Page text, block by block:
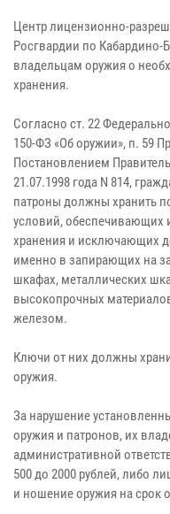
Центр лицензионно-
Росгвардии по Кабардино-
владельцам оружия о
хранения.
Согласно ст. 22
150-ФЗ «Об оружии», п. 59
Постановлением
21.07.1998 года N 814,
патроны должны хранить
условий, обеспечивающих
хранения и исключающих
именно в запирающих на
шкафах, металлических
высокопрочных
железом.
Ключи от них должны
оружия.
За нарушение
оружия и патронов, их
административной
500 до 2000 рублей, либо
и ношение оружия на срок